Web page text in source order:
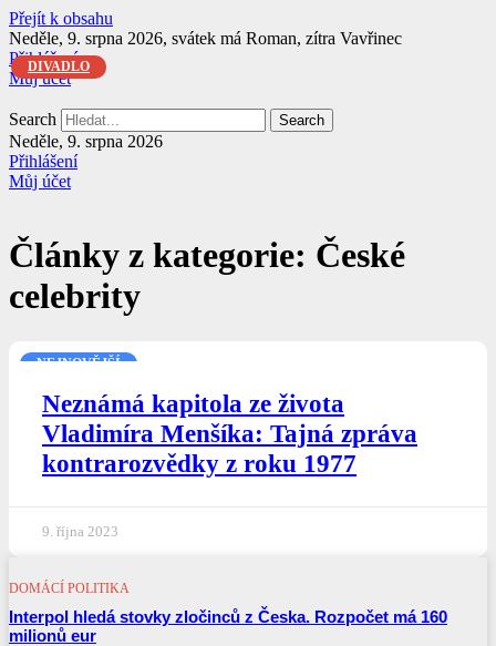
Přejít k obsahu
Neděle, 9. srpna 2026, svátek má Roman, zítra Vavřinec
Přihlášení
Můj účet
Search Search
Neděle, 9. srpna 2026
Přihlášení
Můj účet
Články z kategorie: České
celebrity
NEJNOVĚJŠÍ
Neznámá kapitola ze života
Vladimíra Menšíka: Tajná zpráva
kontrarozvědky z roku 1977
DIVADLO
9. října 2023
DOMÁCÍ POLITIKA
Interpol hledá stovky zločinců z Česka. Rozpočet má 160
milionů eur